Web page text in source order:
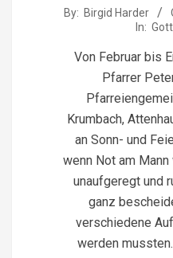
2022-
By: Birgid Harder
In:
Von Februar bis
Pfarrer
Krumbach,
an Sonn- und
wenn Not am Mann
unaufgeregt und
ganz
verschiedene
werden